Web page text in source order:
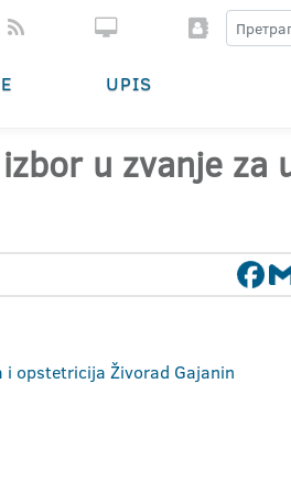
UPIS
u zvanje za
i opstetricija Živorad Gajanin